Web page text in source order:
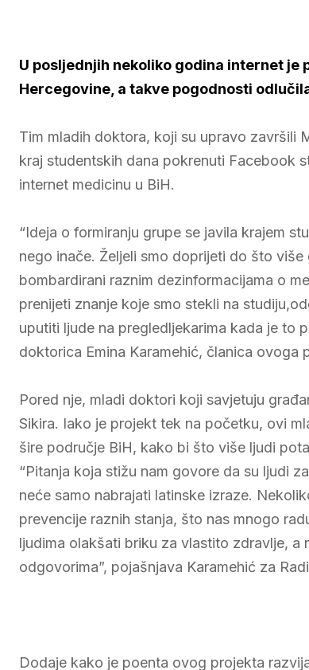
U posljednjih nekoliko godina internet je
Hercegovine, a takve pogodnosti
Tim mladih doktora, koji su upravo završili
kraj studentskih dana pokrenuti Facebook
internet medicinu u BiH.
“Ideja o formiranju grupe se javila krajem
nego inače. Željeli smo doprijeti do što
bombardirani raznim dezinformacijama o
prenijeti znanje koje smo stekli na
uputiti ljude na pregledljekarima kada je to
doktorica Emina Karamehić, članica ovoga
Pored nje, mladi doktori koji savjetuju
Sikira. Iako je projekt tek na početku, ovi
šire područje BiH, kako bi što više ljudi
“Pitanja koja stižu nam govore da su ljudi
neće samo nabrajati latinske izraze.
prevencije raznih stanja, što nas mnogo
ljudima olakšati briku za vlastito zdravlje, a
odgovorima”, pojašnjava Karamehić za
Dodaje kako je poenta ovog projekta